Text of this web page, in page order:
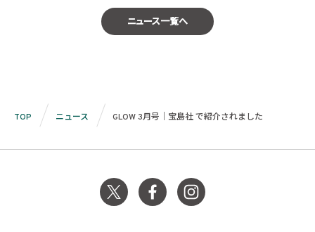
ニュース一覧へ
TOP ニュース GLOW 3月号｜宝島社 で紹介されました